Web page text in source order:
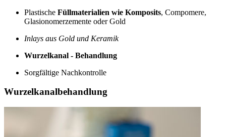
Plastische Füllmaterialien wie Komposits, Compomere,
Glasionomerzemente oder Gold
Inlays aus Gold und Keramik
Wurzelkanal - Behandlung
Sorgfältige Nachkontrolle
Wurzelkanalbehandlung